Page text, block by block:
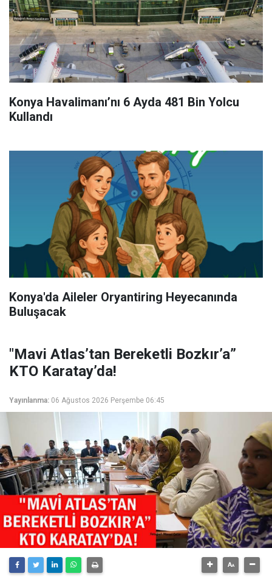
Konya Havalimanı’nı 6 Ayda 481 Bin Yolcu
Kullandı
Konya'da Aileler Oryantiring Heyecanında
Buluşacak
"Mavi Atlas’tan Bereketli Bozkır’a”
KTO Karatay’da!
Yayınlanma: 06 Ağustos 2026 Perşembe 06:45